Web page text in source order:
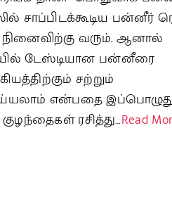
பன்னீர்
வரும். ஆனால்
டேஸ்டியான பன்னீரை
சற்றும்
என்பதை
ரசித்து…Read